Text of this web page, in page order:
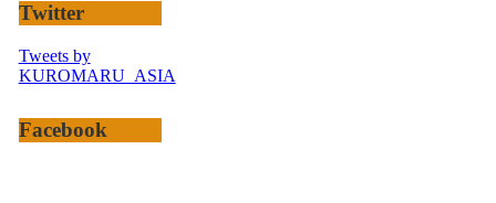
Twitter
Tweets by
KUROMARU_ASIA
Facebook